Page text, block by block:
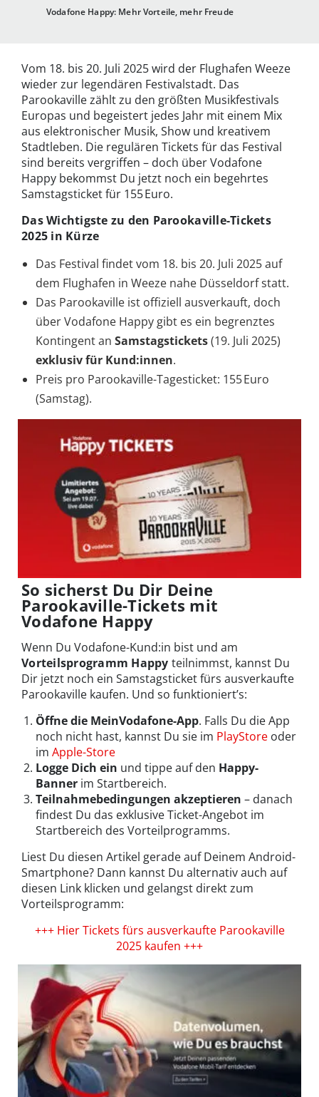
Vodafone Happy: Mehr Vorteile, mehr Freude
Vom 18. bis 20. Juli 2025 wird der Flughafen Weeze
wieder zur legendären Festivalstadt. Das
Parookaville zählt zu den größten Musikfestivals
Europas und begeistert jedes Jahr mit einem Mix
aus elektronischer Musik, Show und kreativem
Stadtleben. Die regulären Tickets für das Festival
sind bereits vergriffen – doch über Vodafone
Happy bekommst Du jetzt noch ein begehrtes
Samstagsticket für 155 Euro.
Das Wichtigste zu den Parookaville-Tickets
2025 in Kürze
Das Festival findet vom 18. bis 20. Juli 2025 auf
dem Flughafen in Weeze nahe Düsseldorf statt.
Das Parookaville ist offiziell ausverkauft, doch
über Vodafone Happy gibt es ein begrenztes
Kontingent an Samstagstickets(19. Juli 2025)
exklusiv für Kund:innen.
Preis pro Parookaville-Tagesticket: 155 Euro
(Samstag).
So sicherst Du Dir Deine
Parookaville-Tickets mit
Vodafone Happy
Wenn Du Vodafone-Kund:in bist und am
Vorteilsprogramm Happy teilnimmst, kannst Du
Dir jetzt noch ein Samstagsticket fürs ausverkaufte
Parookaville kaufen. Und so funktioniert’s:
Öffne die MeinVodafone-App. Falls Du die App
noch nicht hast, kannst Du sie im PlayStore oder
im Apple-Store
Logge Dich ein und tippe auf den Happy-
Banner im Startbereich.
Teilnahmebedingungen akzeptieren – danach
findest Du das exklusive Ticket-Angebot im
Startbereich des Vorteilprogramms.
Liest Du diesen Artikel gerade auf Deinem Android-
Smartphone? Dann kannst Du alternativ auch auf
diesen Link klicken und gelangst direkt zum
Vorteilsprogramm:
+++ Hier Tickets fürs ausverkaufte Parookaville
2025 kaufen +++